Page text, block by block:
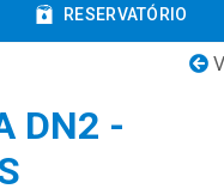
RESERVATÓRIO
DN2 -